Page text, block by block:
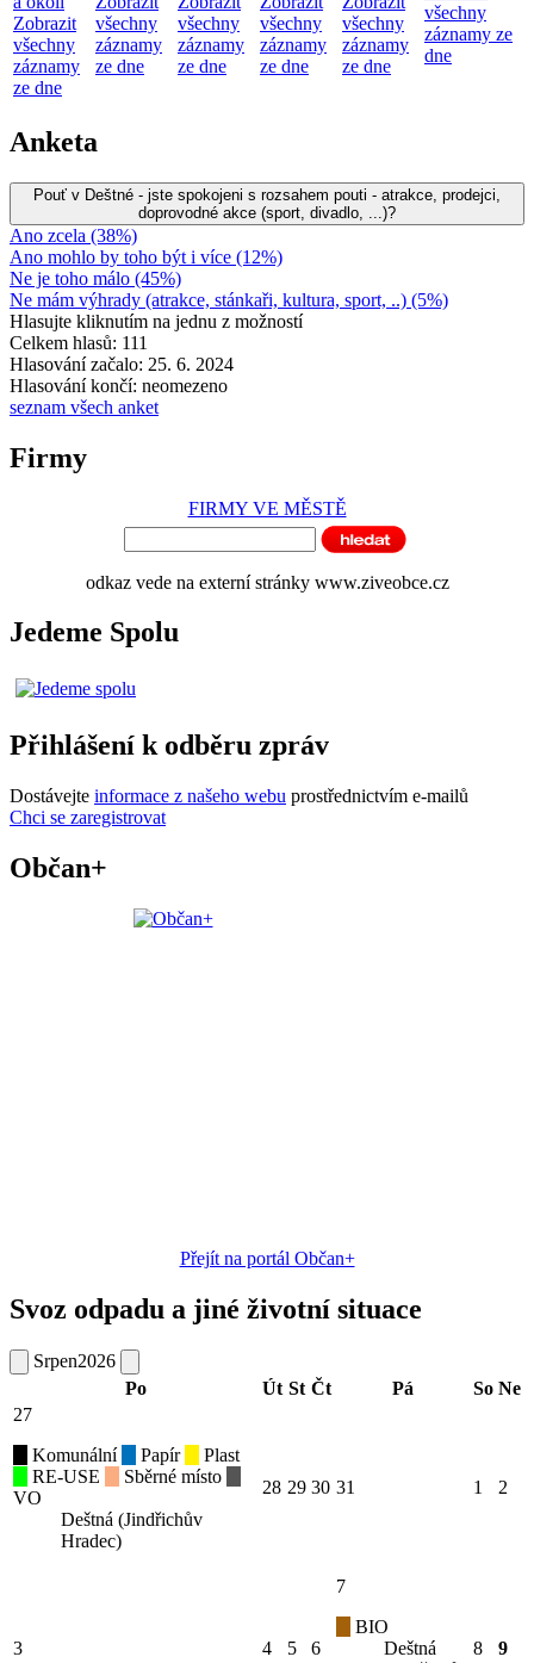
Zobrazit
všechny
záznamy
ze dne
všechny
záznamy
ze dne
všechny
záznamy
ze dne
všechny
záznamy
ze dne
všechny
záznamy
ze dne
všechny
záznamy ze
dne
Anketa
Pouť v Deštné - jste spokojeni s rozsahem pouti - atrakce, prodejci,
doprovodné akce (sport, divadlo, ...)?
Ano zcela (38%)
Ano mohlo by toho být i více (12%)
Ne je toho málo (45%)
Ne mám výhrady (atrakce, stánkaři, kultura, sport, ..) (5%)
Hlasujte kliknutím na jednu z možností
Celkem hlasů: 111
Hlasování začalo: 25. 6. 2024
Hlasování končí: neomezeno
seznam všech anket
Firmy
FIRMY VE MĚSTĚ
odkaz vede na externí stránky www.ziveobce.cz
Jedeme Spolu
Přihlášení k odběru zpráv
Dostávejte informace z našeho webu prostřednictvím e-mailů
Chci se zaregistrovat
Občan+
Přejít na portál Občan+
Svoz odpadu a jiné životní situace
Srpen2026
Po
Út St Čt Pá So Ne
27
Komunální
Papír
Plast
RE-USE
Sběrné místo
VO
Deštná (Jindřichův
Hradec)
28 29 30 31 1 2
3 4 5 6
7
BIO
Deštná
8 9